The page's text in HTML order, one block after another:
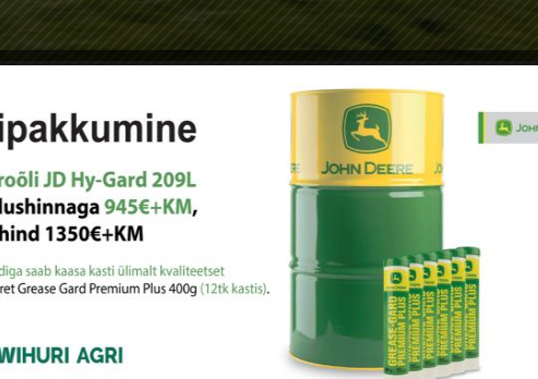
traktoreid
maanteetranspordi omadused, kabiinikeskkond, täppispõllumajanduse
mudeliaasta 2027 (MY27) uuendusi 6R suure ja eriti suure...